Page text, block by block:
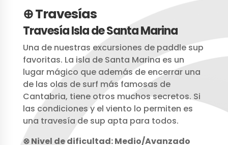
⊕ Travesías
Travesía Isla de Santa Marina
Una de nuestras excursiones de paddle sup
favoritas. La isla de Santa Marina es un
lugar mágico que además de encerrar una
de las olas de surf más famosas de
Cantabria, tiene otros muchos secretos. Si
las condiciones y el viento lo permiten es
una travesía de sup apta para todos.
⊗ Nivel de dificultad: Medio/Avanzado